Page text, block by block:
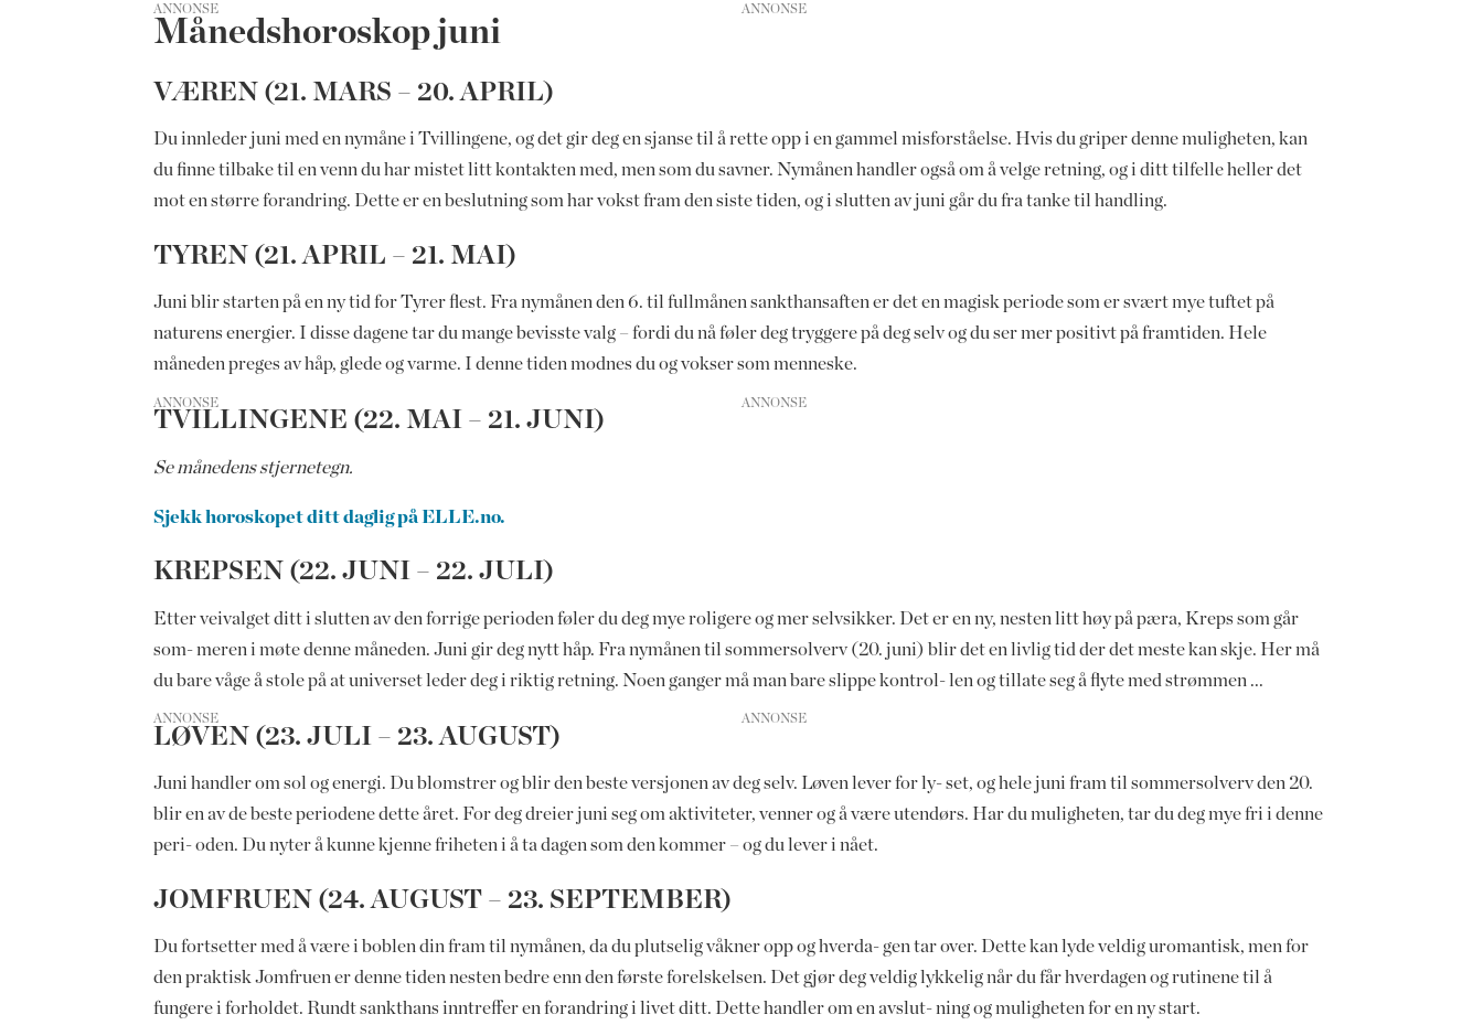
ANNONSE
Månedshoroskop juni
VÆREN (21. MARS – 20. APRIL)
Du innleder juni med en nymåne i Tvillingene, og det gir deg en sjanse til å rette opp i en gammel misforståelse. Hvis du griper denne muligheten, kan
du finne tilbake til en venn du har mistet litt kontakten med, men som du savner. Nymånen handler også om å velge retning, og i ditt tilfelle heller det
mot en større forandring. Dette er en beslutning som har vokst fram den siste tiden, og i slutten av juni går du fra tanke til handling.
TYREN (21. APRIL – 21. MAI)
Juni blir starten på en ny tid for Tyrer flest. Fra nymånen den 6. til fullmånen sankthansaften er det en magisk periode som er svært mye tuftet på
naturens energier. I disse dagene tar du mange bevisste valg – fordi du nå føler deg tryggere på deg selv og du ser mer positivt på framtiden. Hele
måneden preges av håp, glede og varme. I denne tiden modnes du og vokser som menneske.
ANNONSE
TVILLINGENE (22. MAI – 21. JUNI)
Se månedens stjernetegn.
Sjekk horoskopet ditt daglig på ELLE.no.
KREPSEN (22. JUNI – 22. JULI)
Etter veivalget ditt i slutten av den forrige perioden føler du deg mye roligere og mer selvsikker. Det er en ny, nesten litt høy på pæra, Kreps som går
som- meren i møte denne måneden. Juni gir deg nytt håp. Fra nymånen til sommersolverv (20. juni) blir det en livlig tid der det meste kan skje. Her må
du bare våge å stole på at universet leder deg i riktig retning. Noen ganger må man bare slippe kontrol- len og tillate seg å flyte med strømmen ...
ANNONSE
LØVEN (23. JULI – 23. AUGUST)
Juni handler om sol og energi. Du blomstrer og blir den beste versjonen av deg selv. Løven lever for ly- set, og hele juni fram til sommersolverv den 20.
blir en av de beste periodene dette året. For deg dreier juni seg om aktiviteter, venner og å være utendørs. Har du muligheten, tar du deg mye fri i denne
peri- oden. Du nyter å kunne kjenne friheten i å ta dagen som den kommer – og du lever i nået.
JOMFRUEN (24. AUGUST – 23. SEPTEMBER)
Du fortsetter med å være i boblen din fram til nymånen, da du plutselig våkner opp og hverda- gen tar over. Dette kan lyde veldig uromantisk, men for
den praktisk Jomfruen er denne tiden nesten bedre enn den første forelskelsen. Det gjør deg veldig lykkelig når du får hverdagen og rutinene til å
fungere i forholdet. Rundt sankthans inntreffer en forandring i livet ditt. Dette handler om en avslut- ning og muligheten for en ny start.